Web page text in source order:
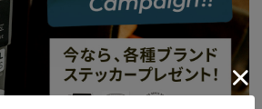
ア・収納 キッチンツール
ンプ用品 食品・調味料